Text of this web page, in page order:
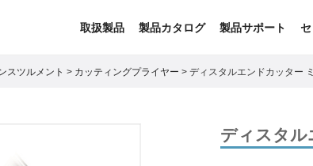
取扱製品 製品カタログ 製品サポート
スツルメント > カッティングプライヤー > ディスタルエンドカッター
ディスタル